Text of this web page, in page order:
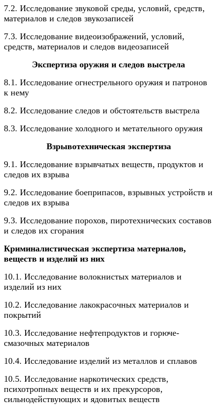
7.2. Исследование звуковой среды, условий, средств,
материалов и следов звукозаписей
7.3. Исследование видеоизображений, условий,
средств, материалов и следов видеозаписей
Экспертиза оружия и следов выстрела
8.1. Исследование огнестрельного оружия и патронов
к нему
8.2. Исследование следов и обстоятельств выстрела
8.3. Исследование холодного и метательного оружия
Взрывотехническая экспертиза
9.1. Исследование взрывчатых веществ, продуктов и
следов их взрыва
9.2. Исследование боеприпасов, взрывных устройств и
следов их взрыва
9.3. Исследование порохов, пиротехнических составов
и следов их сгорания
Криминалистическая экспертиза материалов,
веществ и изделий из них
10.1. Исследование волокнистых материалов и
изделий из них
10.2. Исследование лакокрасочных материалов и
покрытий
10.3. Исследование нефтепродуктов и горюче-
смазочных материалов
10.4. Исследование изделий из металлов и сплавов
10.5. Исследование наркотических средств,
психотропных веществ и их прекурсоров,
сильнодействующих и ядовитых веществ